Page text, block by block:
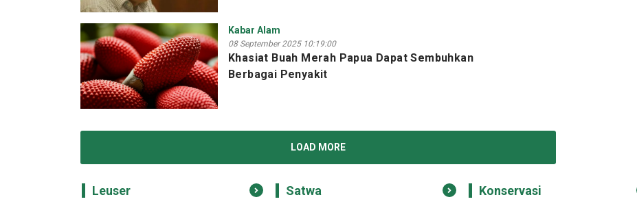
Kabar Alam
08 September 2025 10:19:00
Khasiat Buah Merah Papua Dapat Sembuhkan
Berbagai Penyakit
LOAD MORE
Leuser Satwa Konservasi